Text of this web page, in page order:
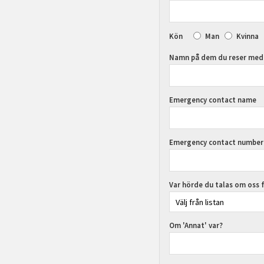
Kön Man Kvinna
Namn på dem du reser med
Emergency contact name
Emergency contact number
Var hörde du talas om oss
Om 'Annat' var?